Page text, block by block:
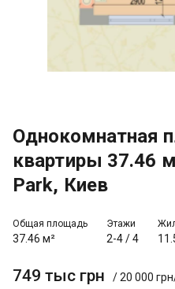
Однокомнатная
квартиры 37.46
Park, Киев
Общая площадь
37.46 м²
Этажи
2-4/4
749 тыс грн / 20 000